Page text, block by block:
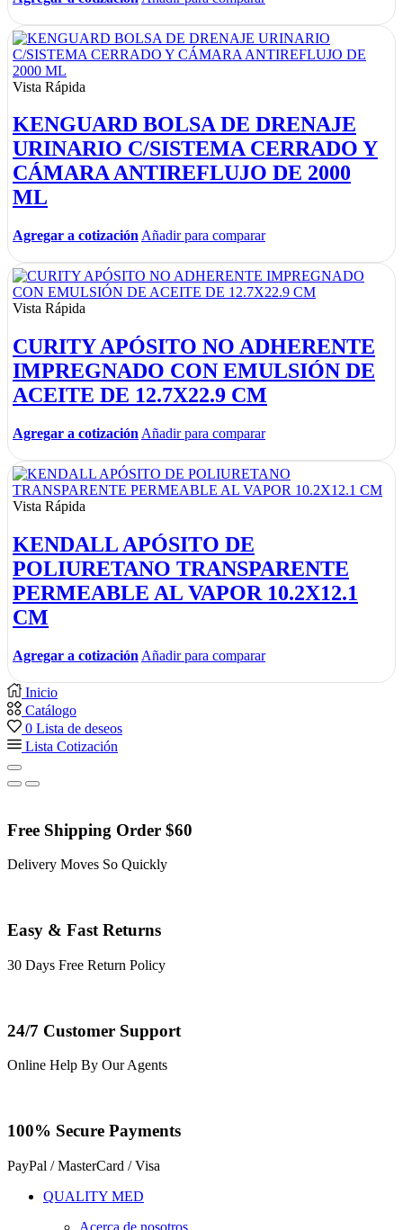
Vista Rápida
KENGUARD BOLSA DE DRENAJE
URINARIO C/SISTEMA CERRADO Y
CÁMARA ANTIREFLUJO DE 2000
ML
Agregar a cotización Añadir para comparar
Vista Rápida
CURITY APÓSITO NO ADHERENTE
IMPREGNADO CON EMULSIÓN DE
ACEITE DE 12.7X22.9 CM
Agregar a cotización Añadir para comparar
Vista Rápida
KENDALL APÓSITO DE
POLIURETANO TRANSPARENTE
PERMEABLE AL VAPOR 10.2X12.1
CM
Agregar a cotización Añadir para comparar
Inicio
Catálogo
0 Lista de deseos
Lista Cotización
Free Shipping Order $60
Delivery Moves So Quickly
Easy & Fast Returns
30 Days Free Return Policy
24/7 Customer Support
Online Help By Our Agents
100% Secure Payments
PayPal / MasterCard / Visa
QUALITY MED
Acerca de nosotros